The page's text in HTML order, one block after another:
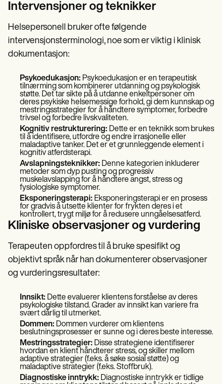
Intervensjoner og teknikker
Helsepersonell bruker ofte følgende
intervensjonsterminologi, noe som er viktig i klinisk
dokumentasjon:
Psykoedukasjon: Psykoedukasjon er en terapeutisk
tilnærming som kombinerer utdanning og psykologisk
støtte. Det tar sikte på å utdanne enkeltpersoner om
deres psykiske helsemessige forhold, gi dem kunnskap og
mestringsstrategier for å håndtere symptomer, forbedre
trivsel og forbedre livskvaliteten.
Kognitiv restrukturering: Dette er en teknikk som brukes
til å identifisere, utfordre og endre irrasjonelle eller
maladaptive tanker. Det er et grunnleggende element i
kognitiv atferdsterapi.
Avslapningsteknikker: Denne kategorien inkluderer
metoder som dyp pusting og progressiv
muskelavslapping for å håndtere angst, stress og
fysiologiske symptomer.
Eksponeringsterapi: Eksponeringsterapi er en prosess
for gradvis å utsette klienter for frykten deres i et
kontrollert, trygt miljø for å redusere unngåelsesatferd.
Kliniske observasjoner og vurdering
Terapeuten oppfordres til å bruke spesifikt og
objektivt språk når han dokumenterer observasjoner
og vurderingsresultater:
Innsikt: Dette evaluerer klientens forståelse av deres
psykologiske tilstand. Grader av innsikt kan variere fra
svært dårlig til utmerket.
Dommen: Dommen vurderer om klientens
beslutningsprosesser er sunne og i deres beste interesse.
Mestringsstrategier: Disse strategiene identifiserer
hvordan en klient håndterer stress, og skiller mellom
adaptive strategier (f.eks. å søke sosial støtte) og
maladaptive strategier (f.eks. Stoffbruk).
Diagnostiske inntrykk: Diagnostiske inntrykk er tidlige